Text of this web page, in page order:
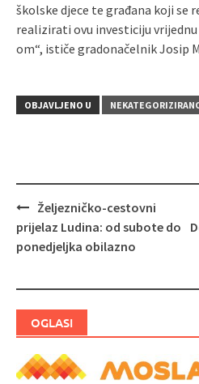
školske djece te građana koji se
realizirati ovu investiciju vrijednu
om“, ističe gradonačelnik Josip
OBJAVLJENO U
Navigacija
objava
Željezničko-cestovni
prijelaz Ludina: od subote do
ponedjeljka obilazno
OGLASI